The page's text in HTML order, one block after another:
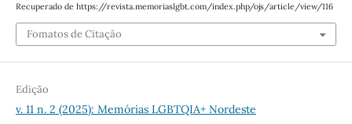
Recuperado de https://revista.memoriaslgbt.com/index.php/ojs/article/view/116
Fomatos de Citação
Edição
v. 11 n. 2 (2025): Memórias LGBTQIA+ Nordeste